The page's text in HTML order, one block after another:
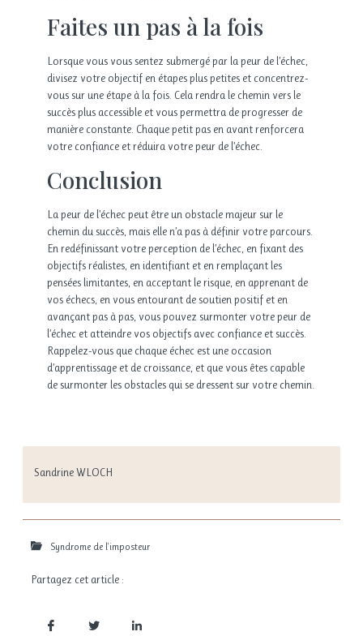
Faites un pas à la fois
Lorsque vous vous sentez submergé par la peur de l’échec,
divisez votre objectif en étapes plus petites et concentrez-
vous sur une étape à la fois. Cela rendra le chemin vers le
succès plus accessible et vous permettra de progresser de
manière constante. Chaque petit pas en avant renforcera
votre confiance et réduira votre peur de l’échec.
Conclusion
La peur de l’échec peut être un obstacle majeur sur le
chemin du succès, mais elle n’a pas à définir votre parcours.
En redéfinissant votre perception de l’échec, en fixant des
objectifs réalistes, en identifiant et en remplaçant les
pensées limitantes, en acceptant le risque, en apprenant de
vos échecs, en vous entourant de soutien positif et en
avançant pas à pas, vous pouvez surmonter votre peur de
l’échec et atteindre vos objectifs avec confiance et succès.
Rappelez-vous que chaque échec est une occasion
d’apprentissage et de croissance, et que vous êtes capable
de surmonter les obstacles qui se dressent sur votre chemin.
Sandrine WLOCH
Syndrome de l'imposteur
Partagez cet article :